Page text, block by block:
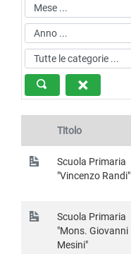
Titolo
Scuola Primaria
"Vincenzo Randi"
Scuola Primaria
"Mons. Giovanni
Mesini"